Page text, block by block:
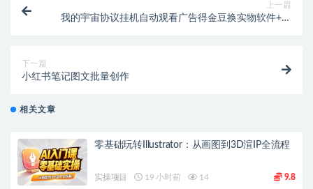
上一篇
我的宇宙协议挂机自动观看广告得金豆换实物软件+使
下一篇
小红书笔记图文批量创作
相关文章
零基础玩转Illustrator：从画图到3D渲IP全流程
实操项目 19 小时前 14 9.8